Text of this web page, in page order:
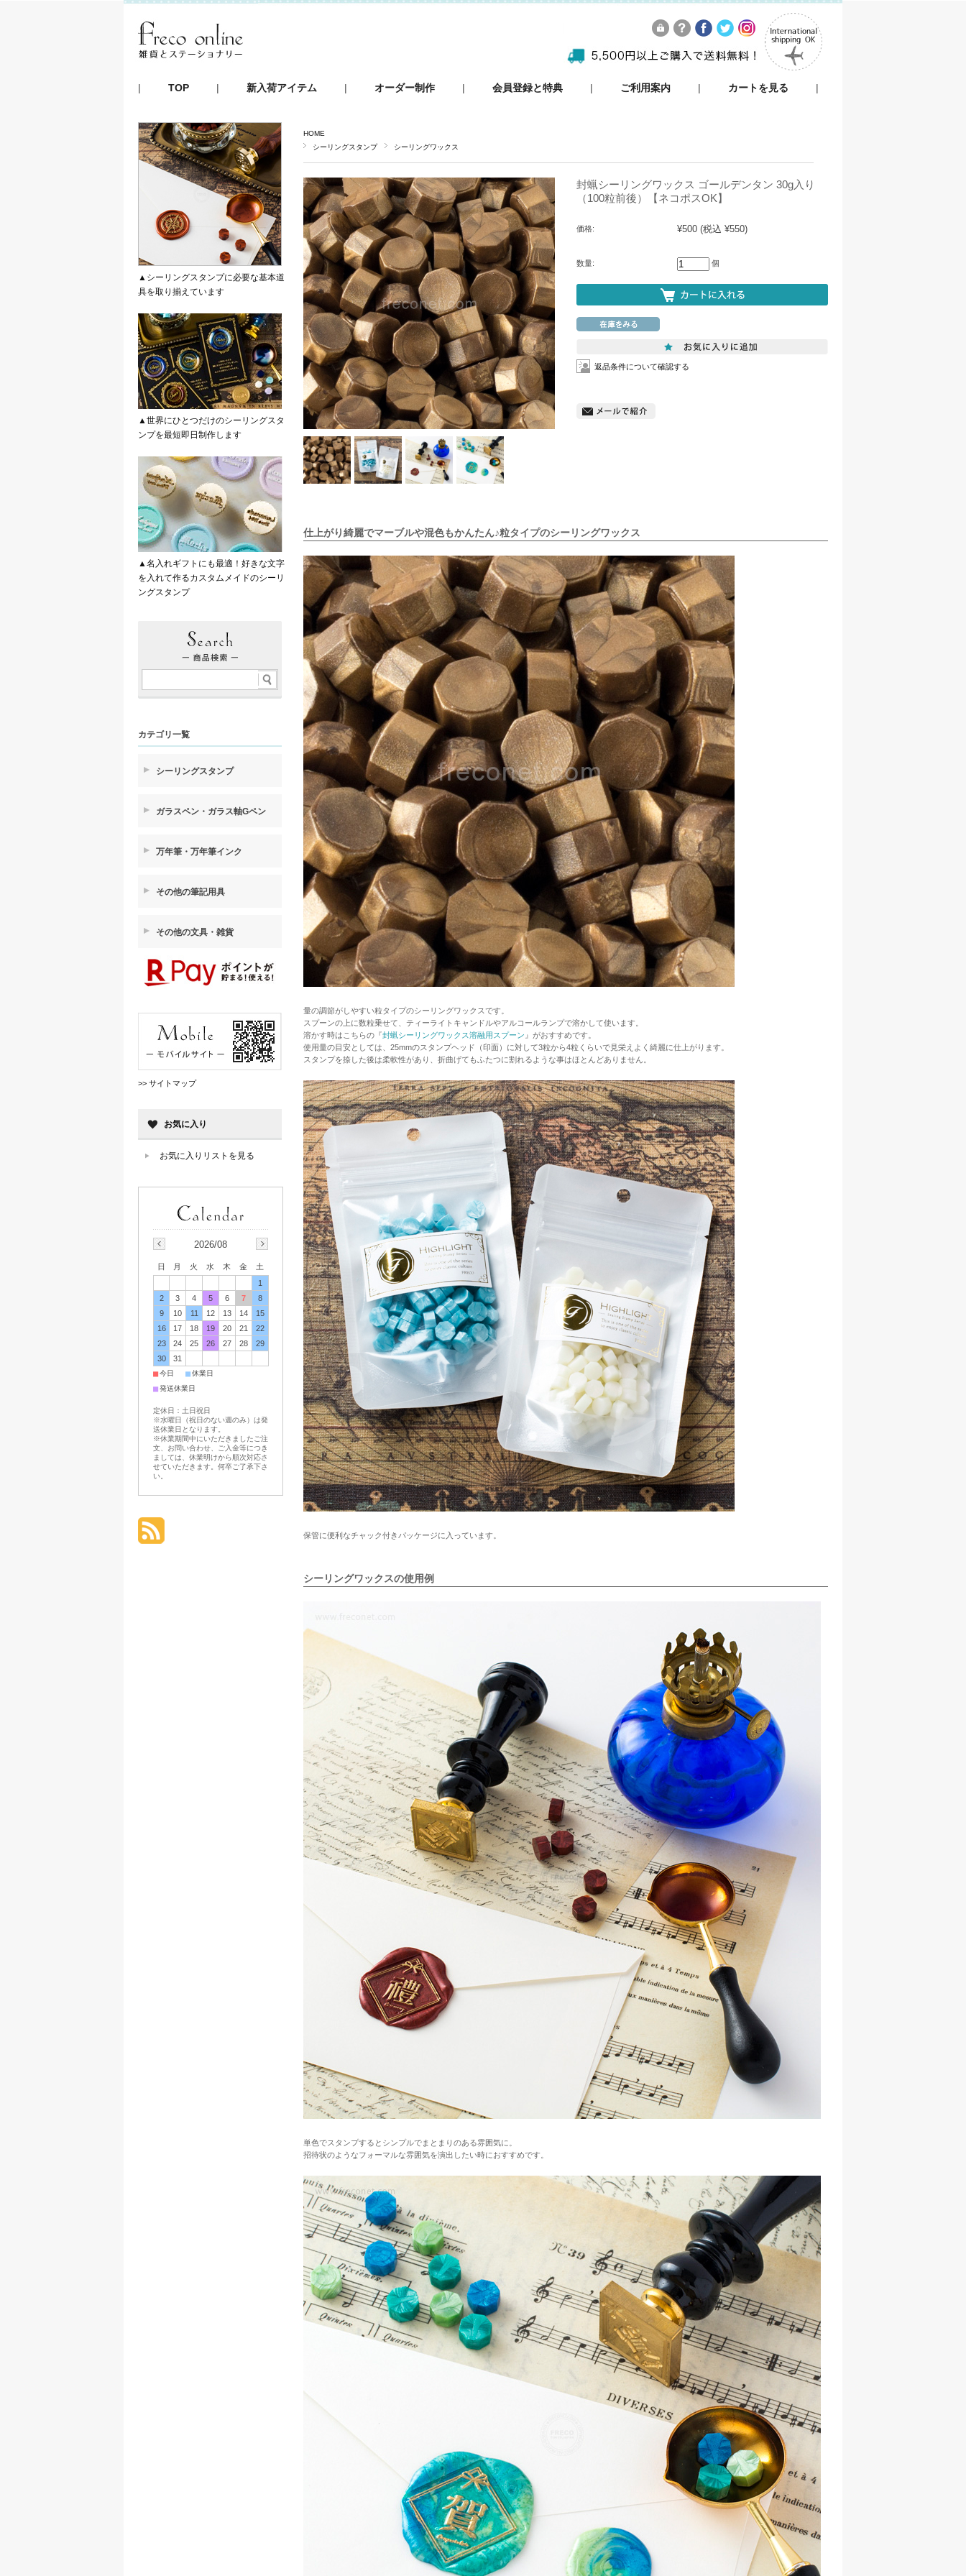
TOP 新入荷アイテム オーダー制作 会員登録と特典 ご利用案内 カートを見る
HOME
シーリングスタンプ
シーリングワックス
封蝋シーリングワックス ゴールデンタン 30g入り
（100粒前後）【ネコポスOK】
価格: ¥500 (税込 ¥550)
数量: 個
返品条件について確認する
仕上がり綺麗でマーブルや混色もかんたん♪粒タイプのシーリングワックス
量の調節がしやすい粒タイプのシーリングワックスです。
スプーンの上に数粒乗せて、ティーライトキャンドルやアルコールランプで溶かして使います。
溶かす時はこちらの『封蝋シーリングワックス溶融用スプーン 』がおすすめです。
使用量の目安としては、25mmのスタンプヘッド（印面）に対して3粒から4粒くらいで見栄えよく綺麗に仕上がります。
スタンプを捺した後は柔軟性があり、折曲げてもふたつに割れるような事はほとんどありません。
保管に便利なチャック付きパッケージに入っています。
シーリングワックスの使用例
単色でスタンプするとシンプルでまとまりのある雰囲気に。
招待状のようなフォーマルな雰囲気を演出したい時におすすめです。
▲シーリングスタンプに必要な基本道
具を取り揃えています
▲世界にひとつだけのシーリングスタ
ンプを最短即日制作します
▲名入れギフトにも最適！好きな文字
を入れて作るカスタムメイドのシーリ
ングスタンプ
カテゴリ一覧
シーリングスタンプ
ガラスペン・ガラス軸Gペン
万年筆・万年筆インク
その他の筆記用具
その他の文具・雑貨
>> サイトマップ
お気に入り
お気に入りリストを見る
2026/08
日 月 火 水 木 金
土
1
2
3 4 5 6 7
8
9
10 11 12 13 14
15
16
17 18 19 20 21
22
23
24 25 26 27 28
29
30
31
■今日 ■休業日
■発送休業日
定休日：土日祝日
※水曜日（祝日のない週のみ）は発
送休業日となります。
※休業期間中にいただきましたご注
文、お問い合わせ、ご入金等につき
ましては、休業明けから順次対応さ
せていただきます。何卒ご了承下さ
い。